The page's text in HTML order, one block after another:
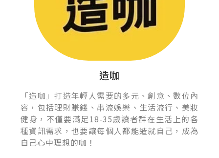
造咖
「造咖」打造年輕人需要的多元、創意、數位內
容，包括理財賺錢、串流娛樂、生活流行、美妝
健身，不僅要滿足18-35歲讀者群在生活上的各
種資訊需求，也要讓每個人都能造就自己，成為
自己心中理想的咖！